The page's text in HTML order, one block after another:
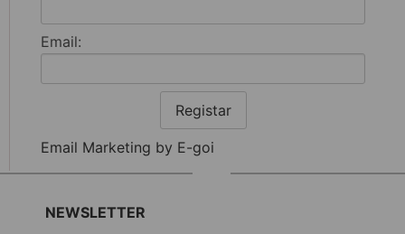
Email:
Registar
Email Marketing by E-goi
NEWSLETTER